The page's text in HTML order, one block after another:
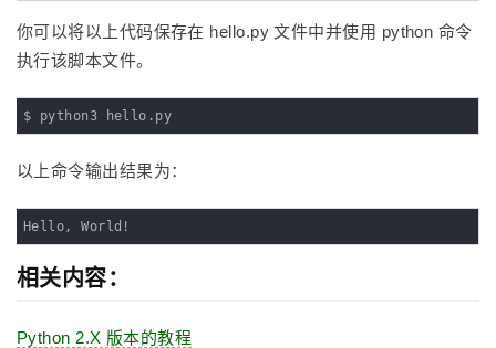
你可以将以上代码保存在 hello.py 文件中并使用 python 命令
执行该脚本文件。
$ python3 hello.py
以上命令输出结果为：
Hello, World!
相关内容：
Python 2.X 版本的教程